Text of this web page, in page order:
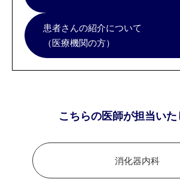
患者さんの紹介について
（医療機関の方）
こちらの医師が担当い
消化器内科